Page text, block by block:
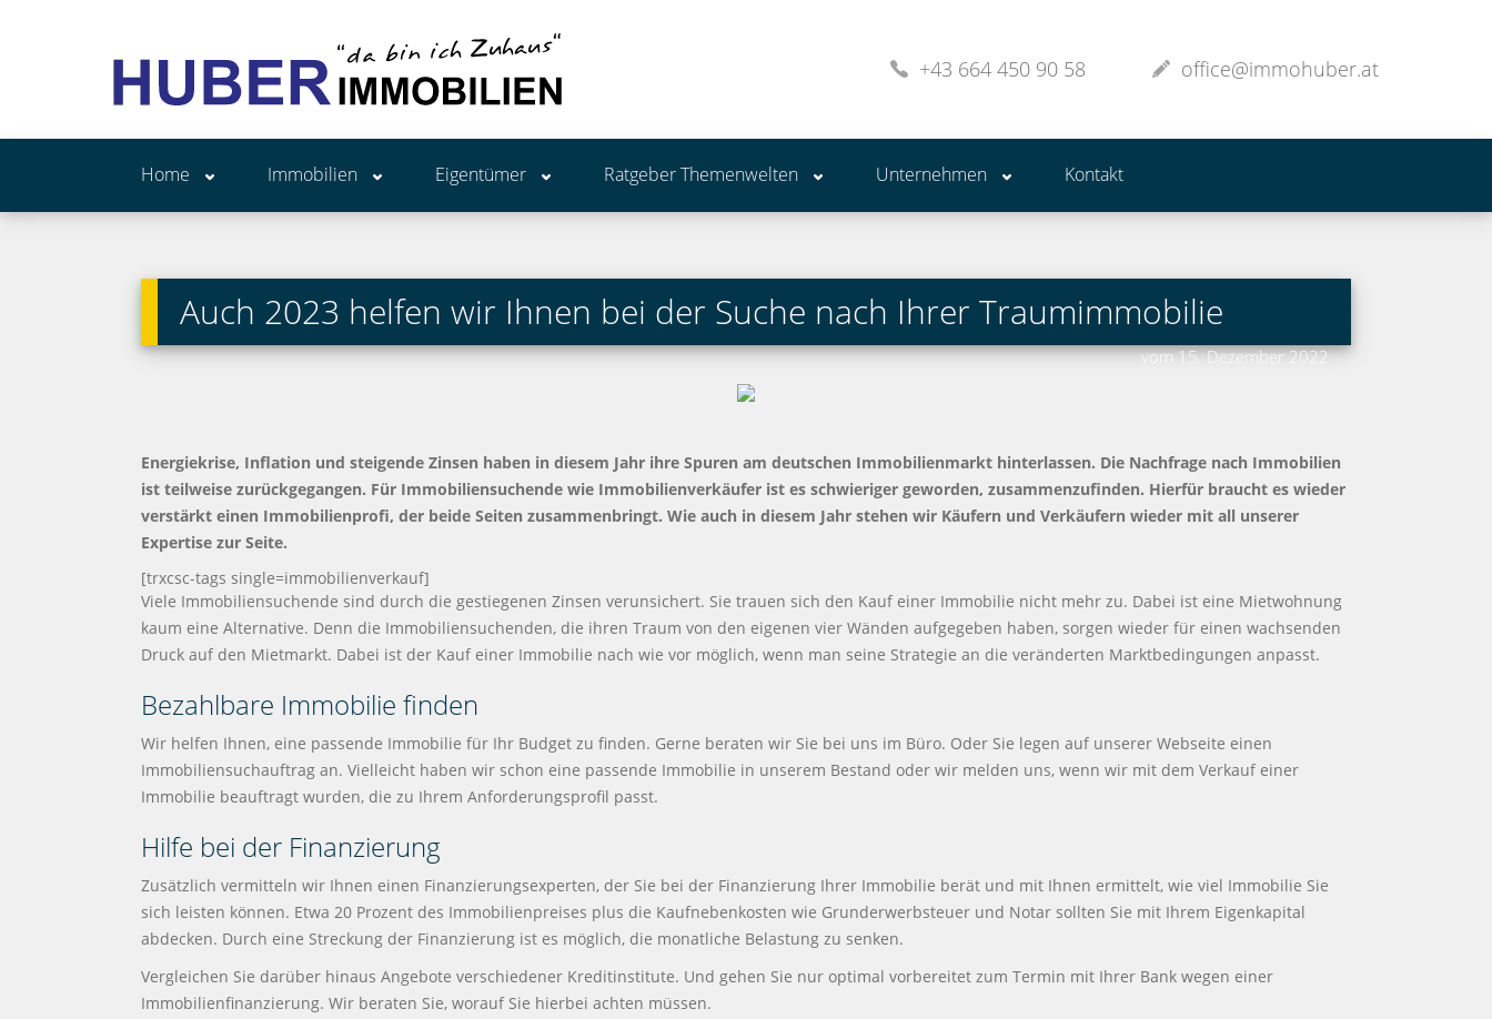
office@immohuber.at
+43 664 450 90 58
Home Immobilien Eigentümer Ratgeber Themenwelten Unternehmen Kontakt
Auch 2023 helfen wir Ihnen bei der Suche nach Ihrer Traumimmobilie
vom 15. Dezember 2022
Energiekrise, Inflation und steigende Zinsen haben in diesem Jahr ihre Spuren am deutschen Immobilienmarkt hinterlassen. Die Nachfrage nach Immobilien
ist teilweise zurückgegangen. Für Immobiliensuchende wie Immobilienverkäufer ist es schwieriger geworden, zusammenzufinden. Hierfür braucht es wieder
verstärkt einen Immobilienprofi, der beide Seiten zusammenbringt. Wie auch in diesem Jahr stehen wir Käufern und Verkäufern wieder mit all unserer
Expertise zur Seite.
[trxcsc-tags single=immobilienverkauf]
Viele Immobiliensuchende sind durch die gestiegenen Zinsen verunsichert. Sie trauen sich den Kauf einer Immobilie nicht mehr zu. Dabei ist eine Mietwohnung
kaum eine Alternative. Denn die Immobiliensuchenden, die ihren Traum von den eigenen vier Wänden aufgegeben haben, sorgen wieder für einen wachsenden
Druck auf den Mietmarkt. Dabei ist der Kauf einer Immobilie nach wie vor möglich, wenn man seine Strategie an die veränderten Marktbedingungen anpasst.
Bezahlbare Immobilie finden
Wir helfen Ihnen, eine passende Immobilie für Ihr Budget zu finden. Gerne beraten wir Sie bei uns im Büro. Oder Sie legen auf unserer Webseite einen
Immobiliensuchauftrag an. Vielleicht haben wir schon eine passende Immobilie in unserem Bestand oder wir melden uns, wenn wir mit dem Verkauf einer
Immobilie beauftragt wurden, die zu Ihrem Anforderungsprofil passt.
Hilfe bei der Finanzierung
Zusätzlich vermitteln wir Ihnen einen Finanzierungsexperten, der Sie bei der Finanzierung Ihrer Immobilie berät und mit Ihnen ermittelt, wie viel Immobilie Sie
sich leisten können. Etwa 20 Prozent des Immobilienpreises plus die Kaufnebenkosten wie Grunderwerbsteuer und Notar sollten Sie mit Ihrem Eigenkapital
abdecken. Durch eine Streckung der Finanzierung ist es möglich, die monatliche Belastung zu senken.
Vergleichen Sie darüber hinaus Angebote verschiedener Kreditinstitute. Und gehen Sie nur optimal vorbereitet zum Termin mit Ihrer Bank wegen einer
Immobilienfinanzierung. Wir beraten Sie, worauf Sie hierbei achten müssen.